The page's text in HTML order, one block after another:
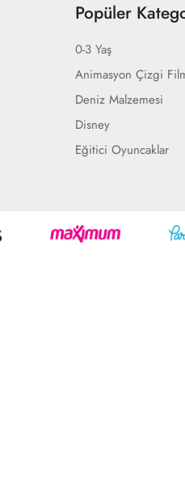
Popüler
0-3 Yaş
Animasyon Çizgi
Deniz Malzemesi
Disney
Eğitici Oyuncaklar